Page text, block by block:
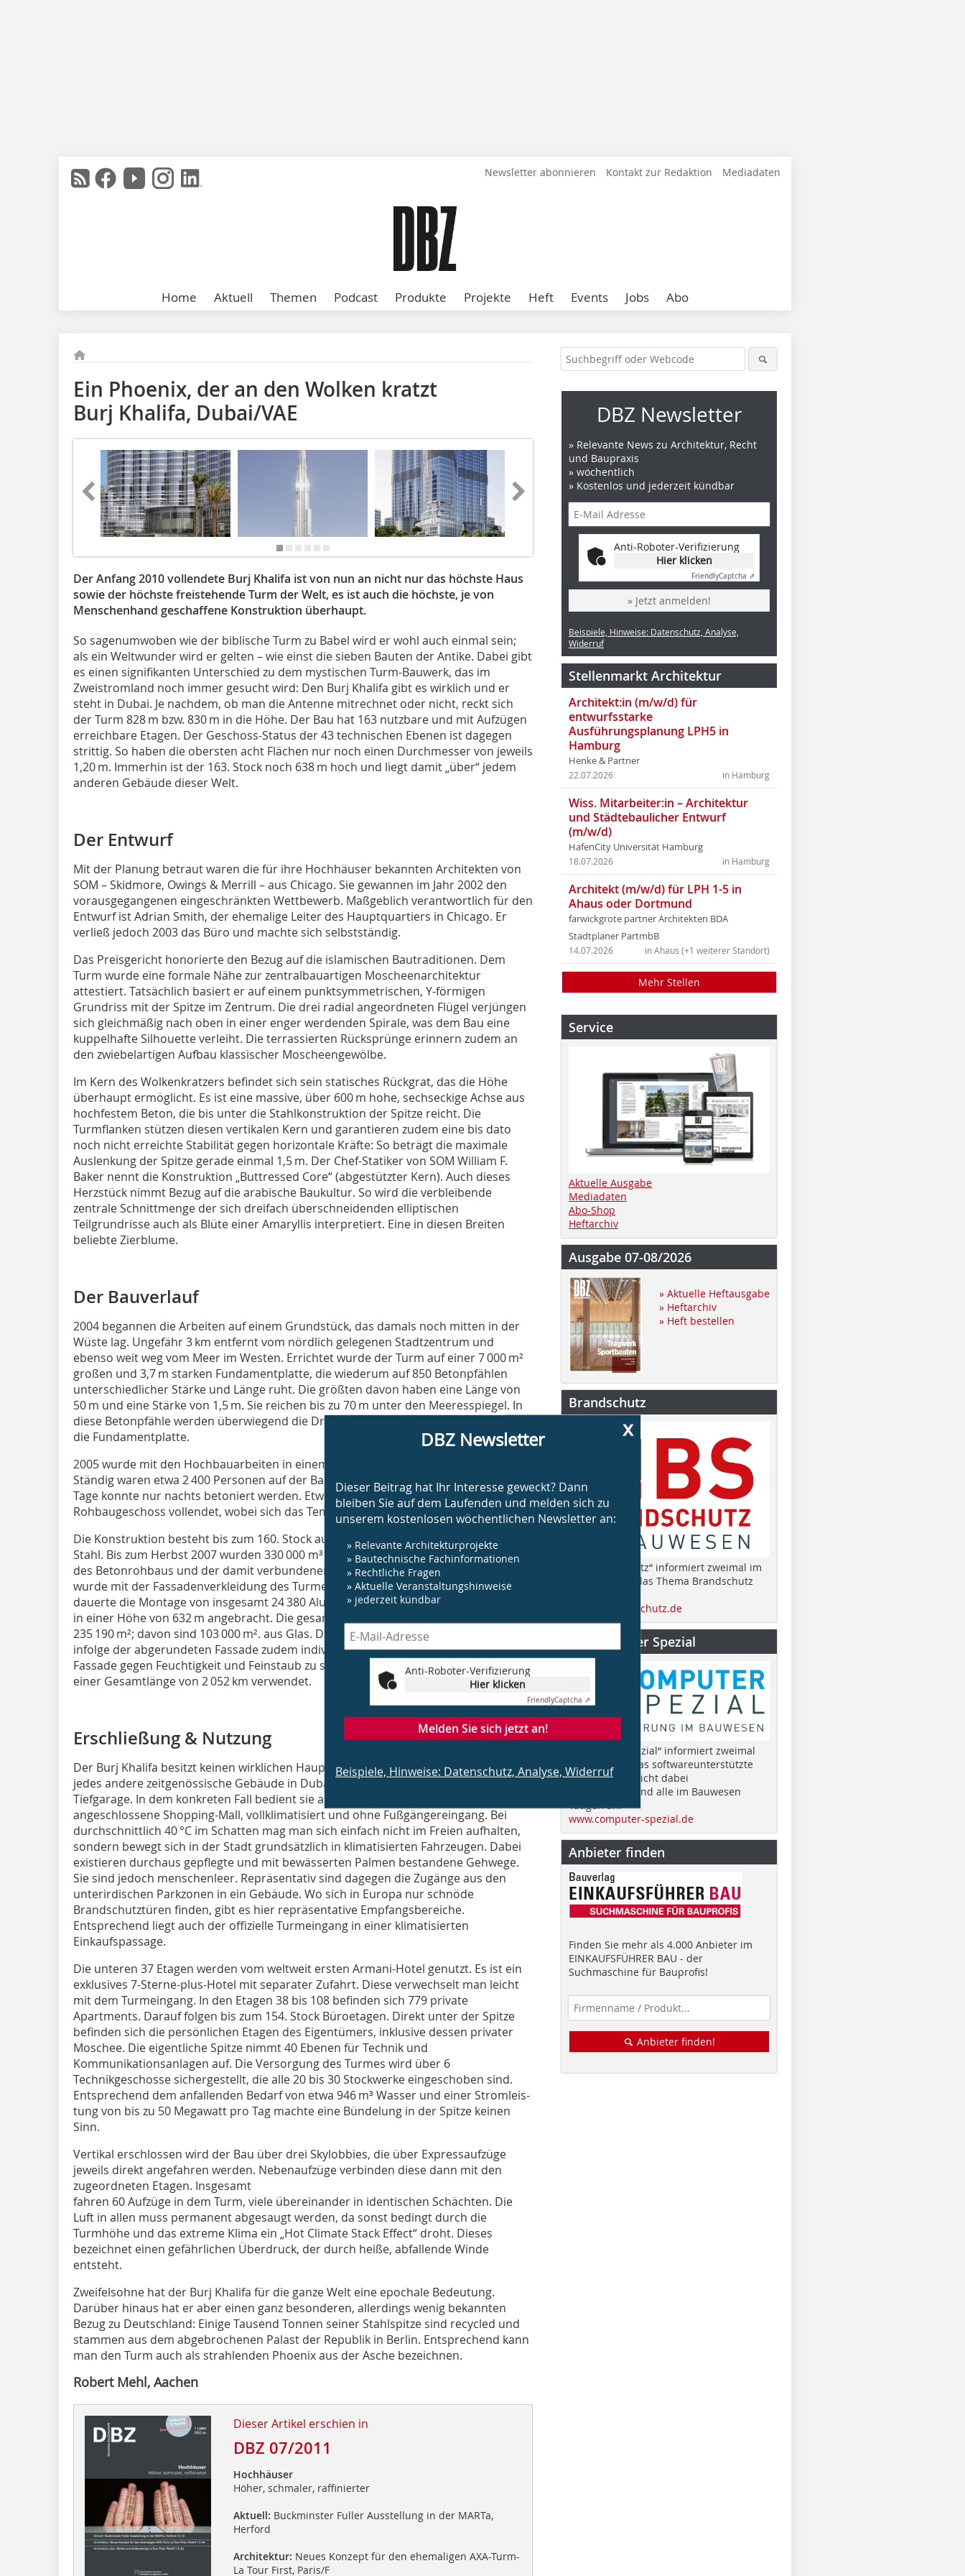
Newsletter abonnieren Kontakt zur Redaktion Mediadaten
Home Aktuell Themen Podcast Produkte Projekte Heft Events Jobs Abo
Ein Phoenix, der an den Wolken kratzt
Burj Khalifa, Dubai/VAE
Der Anfang 2010 vollendete Burj Khalifa ist von nun an nicht nur das höchste Haus
sowie der höchste freistehende Turm der Welt, es ist auch die höchste, je von
Menschenhand geschaffene Konstruktion überhaupt.
So sagenumwoben wie der biblische Turm zu Babel wird er wohl auch einmal sein;
als ein Weltwunder wird er gelten – wie einst die sieben Bauten der Antike. Dabei gibt
es einen signifikanten Unterschied zu dem mystischen Turm-Bauwerk, das im
Zweistromland noch immer gesucht wird: Den Burj Khalifa gibt es wirklich und er
steht in Dubai. Je nachdem, ob man die Antenne mitrechnet oder nicht, reckt sich
der Turm 828 m bzw. 830 m in die Höhe. Der Bau hat 163 nutzbare und mit Aufzügen
erreichbare Etagen. Der Geschoss-Status der 43 technischen Ebenen ist dagegen
strittig. So haben die obersten acht Flächen nur noch einen Durchmesser von jeweils
1,20 m. Immerhin ist der 163. Stock noch 638 m hoch und liegt damit „über“ jedem
anderen Gebäude dieser Welt.
Der Entwurf
Mit der Planung betraut waren die für ihre Hochhäuser bekannten Architekten von
SOM – Skidmore, Owings & Merrill – aus Chicago. Sie gewannen im Jahr 2002 den
vorausgegangenen eingeschränkten Wettbewerb. Maßgeblich verantwortlich für den
Entwurf ist Adrian Smith, der ehemalige Leiter des Hauptquartiers in Chicago. Er
verließ jedoch 2003 das Büro und machte sich selbstständig.
Das Preisgericht honorierte den Bezug auf die islamischen Bau­traditionen. Dem
Turm wurde eine formale Nähe zur zentralbauarti­gen Moscheenarchitektur
attestiert. Tatsächlich basiert er auf einem punktsymmetrischen, Y-förmigen
Grundriss mit der Spitze im Zentrum. Die drei radial angeordneten Flügel verjüngen
sich gleichmäßig nach oben in einer enger werdenden Spirale, was dem Bau eine
kuppelhafte Silhouette verleiht. Die terrassierten Rücksprünge erinnern zudem an
den zwiebelartigen Aufbau klassischer Moscheengewölbe.
Im Kern des Wolkenkratzers befindet sich sein statisches Rückgrat, das die Höhe
überhaupt ermöglicht. Es ist eine massive, über 600 m hohe, sechseckige Achse aus
hochfestem Beton, die bis unter die Stahlkonstruktion der Spitze reicht. Die
Turmflanken stützen diesen vertikalen Kern und garantieren zudem eine bis dato
noch nicht erreichte Stabilität gegen horizontale Kräfte: So beträgt die maximale
Auslenkung der Spitze gerade einmal 1,5 m. Der Chef-Statiker von SOM William F.
Baker nennt die Konstruktion „Buttressed Core“ (abgestützter Kern). Auch dieses
Herzstück nimmt Bezug auf die arabische Baukultur. So wird die verbleibende
zentrale Schnittmenge der sich dreifach überschneidenden elliptischen
Teilgrundrisse auch als Blüte einer Amaryllis interpretiert. Eine in diesen Breiten
beliebte Zierblume.
Der Bauverlauf
2004 begannen die Arbeiten auf einem Grundstück, das damals noch mitten in der
Wüste lag. Ungefähr 3 km entfernt vom nördlich gelegenen Stadtzentrum und
ebenso weit weg vom Meer im Westen. Errichtet wurde der Turm auf einer 7 000 m²
großen und 3,7 m starken Fundamentplatte, die wiederum auf 850 Betonpfählen
unterschiedlicher Stärke und Länge ruht. Die größten davon haben eine Länge von
50 m und eine Stärke von 1,5 m. Sie reichen bis zu 70 m unter den Meeresspiegel. In
diese Betonpfähle werden überwiegend die Druckkräfte des Turmes geleitet, nicht in
die Fundamentplatte.
2005 wurde mit den Hochbauarbeiten in einem Dreischichtenbetrieb begonnen.
Ständig waren etwa 2 400 Personen auf der Baustelle. Aufgrund der großen Hitze am
Tage konnte nur nachts betoniert werden. Etwa alle 4Tage wurde ein
Rohbaugeschoss vollendet, wobei sich das Tempo nach oben hin steigerte.
Die Konstruktion besteht bis zum 160. Stock aus Stahlbeton und darüber hinaus aus
Stahl. Bis zum Herbst 2007 wurden 330 000 m³ Beton verbaut. Direkt nach Abschluss
des Betonrohbaus und der damit verbundenen Demontage der Kletterschalung,
wurde mit der Fassadenverkleidung des Turmes begonnen. Bis zum Herbst 2009
dauerte die Montage von insgesamt 24 380 Aluminiumelementen. Das letzte wurde
in einer Höhe von 632 m angebracht. Die gesamte Fassade besitzt eine Fläche von
235 190 m²; davon sind 103 000 m². aus Glas. Diese rund 26 000 Scheiben mussten
infolge der abgerundeten Fassade zudem individuell angepasst werden. Um die
Fassade gegen Feuchtigkeit und Feinstaub zu schützen, wurden Dichtbänder mit
einer Gesamtlänge von 2 052 km verwendet.
Erschließung & Nutzung
Der Burj Khalifa besitzt keinen wirklichen Haupteingang. Erschlossen wird er – wie
jedes andere zeitgenössische Gebäude in Dubai – über eine dazugehörige
Tiefgarage. In dem konkreten Fall bedient sie auch eine große, direkt an den Turm
angeschlossene Shopping-Mall, vollklimatisiert und ohne Fußgängereingang. Bei
durchschnittlich 40 °C im Schatten mag man sich einfach nicht im Freien aufhalten,
sondern bewegt sich in der Stadt grundsätzlich in klimatisierten Fahrzeugen. Dabei
existieren durchaus gepflegte und mit bewässerten Palmen bestandene Gehwege.
Sie sind jedoch menschenleer. Repräsentativ sind dagegen die Zugänge aus den
unterirdischen Parkzonen in ein Gebäude. Wo sich in Europa nur schnöde
Brandschutztüren finden, gibt es hier repräsentative Empfangsbereiche.
Entsprechend liegt auch der offizielle Turmeingang in einer klimatisierten
Einkaufspassage.
Die unteren 37 Etagen werden vom weltweit ersten Armani-Hotel genutzt. Es ist ein
exklusives 7-Sterne-plus-Hotel mit separater Zufahrt. Diese verwechselt man leicht
mit dem Turmeingang. In den Etagen 38 bis 108 befinden sich 779 private
Apartments. Darauf folgen bis zum 154. Stock Büroetagen. Direkt unter der Spitze
befinden sich die persönlichen Etagen des Eigentümers, inklusive dessen privater
Moschee. Die eigentliche Spitze nimmt 40 Ebenen für Technik und
Kommunikationsanlagen auf. Die Versorgung des Turmes wird über 6
Technikgeschosse sicherge­stellt, die alle 20 bis 30 Stockwerke ein­geschoben sind.
Entsprechend dem anfallenden Bedarf von etwa 946 m³ Wasser und einer Stromleis­
tung von bis zu 50 Megawatt pro Tag machte eine Bündelung in der Spitze keinen
Sinn.
Vertikal erschlossen wird der Bau über drei Skylobbies, die über Expressaufzüge
jeweils direkt angefahren werden. Nebenaufzüge verbinden diese dann mit den
zugeordneten Etagen. Insgesamt
fahren 60 Aufzüge in dem Turm, viele übereinander in identischen Schächten. Die
Luft in allen muss permanent abgesaugt werden, da sonst bedingt durch die
Turmhöhe und das extreme Klima ein „Hot Climate Stack Effect“ droht. Dieses
bezeichnet einen gefährlichen Überdruck, der durch heiße, abfallende Winde
entsteht.
Zweifelsohne hat der Burj Khalifa für die ganze Welt eine epochale Bedeutung.
Darüber hinaus hat er aber einen ganz besonderen, allerdings wenig bekannten
Bezug zu Deutschland: Einige Tausend Tonnen seiner Stahlspitze sind recycled und
stammen aus dem abgebrochen­en Palast der Republik in Berlin. Entsprechend kann
man den Turm auch als strahlenden Phoenix aus der Asche bezeichnen.
Robert Mehl, Aachen
Dieser Artikel erschien in
DBZ 07/2011
Hochhäuser
Höher, schmaler, raffinierter
Aktuell: Buckminster Fuller Ausstellung in der MARTa,
Herford
Architektur: Neues Konzept für den ehemaligen AXA-Turm-
La Tour First, Paris/F
x
DBZ Newsletter
Dieser Beitrag hat Ihr Interesse geweckt? Dann
bleiben Sie auf dem Laufenden und melden sich zu
unserem kostenlosen wöchentlichen Newsletter an:
» Relevante Architekturprojekte
» Bautechnische Fachinformationen
» Rechtliche Fragen
» Aktuelle Veranstaltungshinweise
» jederzeit kündbar
Anti-Roboter-Verifizierung
Hier klicken
FriendlyCaptcha ⇗
Melden Sie sich jetzt an!
Beispiele, Hinweise: Datenschutz, Analyse, Widerruf
DBZ Newsletter
» Relevante News zu Architektur, Recht
und Baupraxis
» wöchentlich
» Kostenlos und jederzeit kündbar
Anti-Roboter-Verifizierung
Hier klicken
FriendlyCaptcha ⇗
» Jetzt anmelden!
Beispiele, Hinweise: Datenschutz, Analyse,
Widerruf
Stellenmarkt Architektur
Architekt:in (m/w/d) für
entwurfsstarke
Ausführungsplanung LPH5 in
Hamburg
Henke & Partner
in Hamburg
22.07.2026
Wiss. Mitarbeiter:in – Architektur
und Städtebaulicher Entwurf
(m/w/d)
HafenCity Universität Hamburg
in Hamburg
18.07.2026
Architekt (m/w/d) für LPH 1-5 in
Ahaus oder Dortmund
farwickgrote partner Architekten BDA
Stadtplaner PartmbB
in Ahaus (+1 weiterer Standort)
14.07.2026
Mehr Stellen
Service
Aktuelle Ausgabe
Mediadaten
Abo-Shop
Heftarchiv
Ausgabe 07-08/2026
» Aktuelle Heftausgabe
» Heftarchiv
» Heft bestellen
Brandschutz
„BS Brandschutz“ informiert zweimal im
Jahr rund um das Thema Brandschutz
www.bsbrandschutz.de
CS Computer Spezial
„Computer Spezial“ informiert zweimal
im Jahr über das softwareunterstützte
Bauen und spricht dabei
fachübergreifend alle im Bauwesen
Tätigen an.
www.computer-spezial.de
Anbieter finden
Finden Sie mehr als 4.000 Anbieter im
EINKAUFSFÜHRER BAU - der
Suchmaschine für Bauprofis!
Anbieter finden!